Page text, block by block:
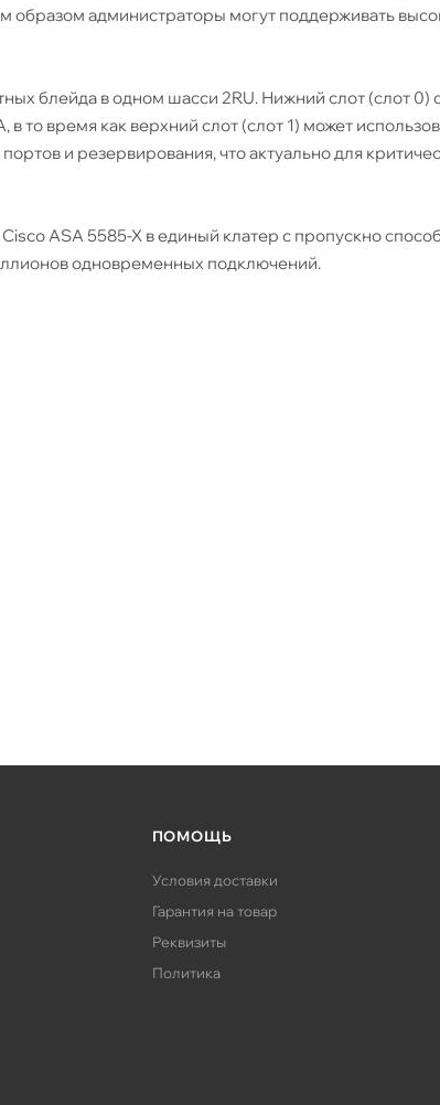
образом администраторы могут поддерживать
блейда в одном шасси 2RU. Нижний слот (слот 0)
то время как верхний слот (слот 1) может
и резервирования, что актуально для
ASA 5585-X в единый клатер с пропускно
одновременных подключений.
ПОМОЩЬ
Условия доставки
Гарантия на товар
Реквизиты
Политика